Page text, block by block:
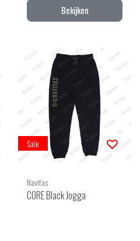
Bekijken
Sale
Navitas
CORE Black Jogga